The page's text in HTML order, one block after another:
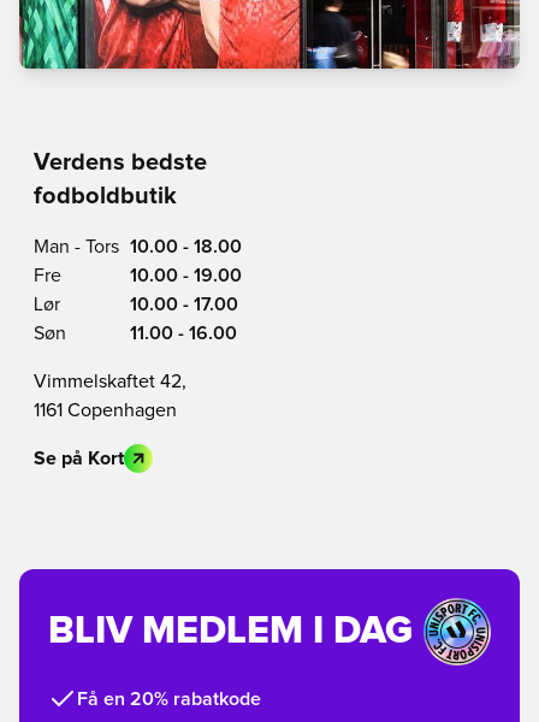
Verdens bedste
fodboldbutik
Man - Tors 10.00 - 18.00
Fre
10.00 - 19.00
Lør
10.00 - 17.00
Søn
11.00 - 16.00
Vimmelskaftet 42,
1161 Copenhagen
Se på Kort
BLIV MEDLEM I DAG
Få en 20% rabatkode